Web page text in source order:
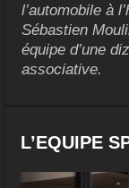
l’automobile à
Sébastien
équipe d’une
associative.
L’EQUIPE